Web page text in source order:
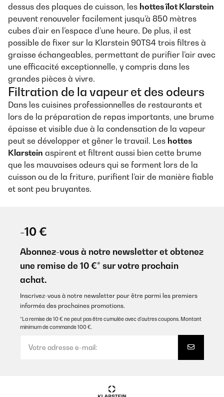
dessus des plaques de cuisson, les hottes îlot Klarstein
peuvent renouveler facilement jusqu’à 850 mètres
cubes d’air en l’espace d’une heure. De plus, il est
possible de fixer sur la Klarstein 90TS4 trois filtres à
graisse échangeables, permettant de purifier l’air avec
une efficacité exceptionnelle, y compris dans les
grandes pièces à vivre.
Filtration de la vapeur et des odeurs
Dans les cuisines professionnelles de restaurants et
lors de la préparation de repas importants, une brume
épaisse et visible due à la condensation de la vapeur
peut se développer et gêner le travail. Les hottes
Klarstein aspirent et filtrent aussi bien cette brume
que les mauvaises odeurs qui se forment lors de la
cuisson ou de la friture, purifient l’air de manière fiable
et sont peu bruyantes.
-10 €
Abonnez-vous à notre newsletter et obtenez
une remise de 10 €* sur votre prochain
achat.
Inscrivez-vous à notre newsletter pour être parmi les premiers
informés des prochaines promotions.
*La remise de 10 € ne peut pas être cumulée avec d’autres coupons. Montant
minimum de commande 100 €.